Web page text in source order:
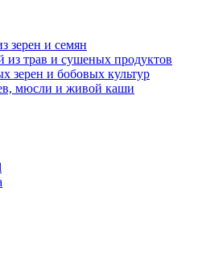
зерен и семян
из трав и сушеных продуктов
зерен и бобовых культур
мюсли и живой каши